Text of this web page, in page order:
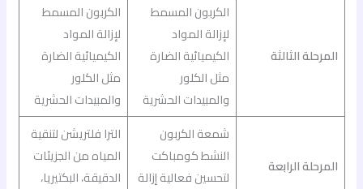
المرحلة الثالثة
الكربون المسمط
لإزالة المواد
الكيميائية الضارة
مثل الكلور
والمبيدات الحشرية
الكربون المسمط
لإزالة المواد
الكيميائية الضارة
مثل الكلور
والمبيدات الحشرية
المرحلة الرابعة
شمعة الكربون
النشط كومباكت
لتحسين فعالية إزالة
الترا فلتريشن لتنقية
المياه من الجزيئات
الدقيقة، البكتيريا،